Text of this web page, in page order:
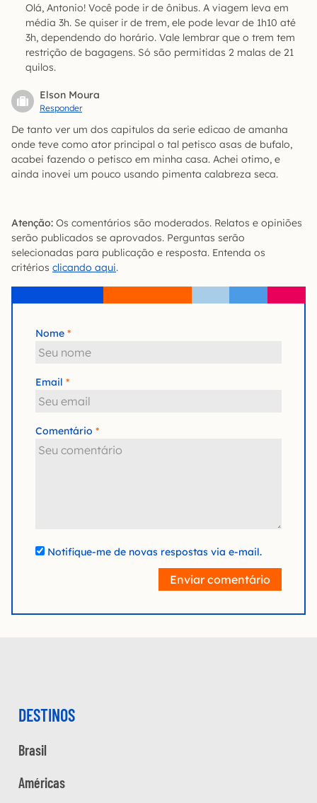
Olá, Antonio! Você pode ir de ônibus. A viagem leva em
média 3h. Se quiser ir de trem, ele pode levar de 1h10 até
3h, dependendo do horário. Vale lembrar que o trem tem
restrição de bagagens. Só são permitidas 2 malas de 21
quilos.
Elson Moura
Responder
De tanto ver um dos capitulos da serie edicao de amanha
onde teve como ator principal o tal petisco asas de bufalo,
acabei fazendo o petisco em minha casa. Achei otimo, e
ainda inovei um pouco usando pimenta calabreza seca.
Atenção: Os comentários são moderados. Relatos e opiniões
serão publicados se aprovados. Perguntas serão
selecionadas para publicação e resposta. Entenda os
critérios clicando aqui.
Nome
Email
Comentário
Notifique-me de novas respostas via e-mail.
Enviar comentário
DESTINOS
Brasil
Américas